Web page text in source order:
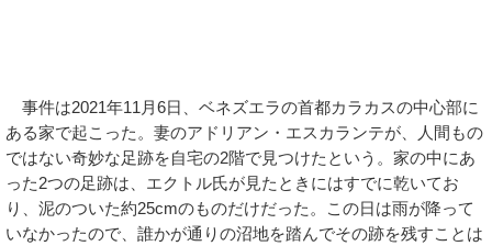
事件は2021年11月6日、ベネズエラの首都カラカスの中心部に
ある家で起こった。妻のアドリアン・エスカランテが、人間もの
ではない奇妙な足跡を自宅の2階で見つけたという。家の中にあ
った2つの足跡は、エクトル氏が見たときにはすでに乾いてお
り、泥のついた約25cmのものだけだった。この日は雨が降って
いなかったので、誰かが通りの沼地を踏んでその跡を残すことは